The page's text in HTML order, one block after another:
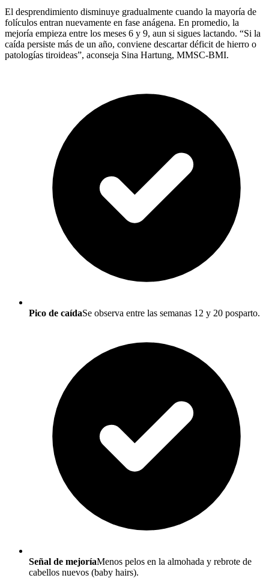
El desprendimiento disminuye gradualmente cuando la mayoría de
folículos entran nuevamente en fase anágena. En promedio, la
mejoría empieza entre los meses 6 y 9, aun si sigues lactando. “Si la
caída persiste más de un año, conviene descartar déficit de hierro o
patologías tiroideas”, aconseja Sina Hartung, MMSC-BMI.
Pico de caídaSe observa entre las semanas 12 y 20 posparto.
Señal de mejoríaMenos pelos en la almohada y rebrote de
cabellos nuevos (baby hairs).